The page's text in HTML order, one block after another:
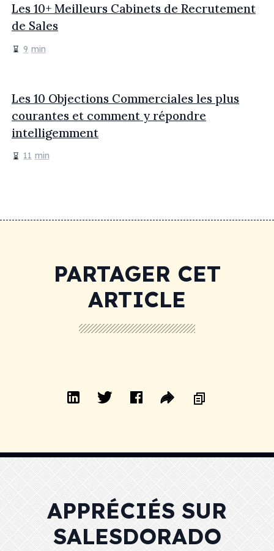
Les 10+ Meilleurs Cabinets de Recrutement
de Sales
9 min
Les 10 Objections Commerciales les plus
courantes et comment y répondre
intelligemment
11 min
PARTAGER CET
ARTICLE
APPRÉCIÉS SUR
SALESDORADO